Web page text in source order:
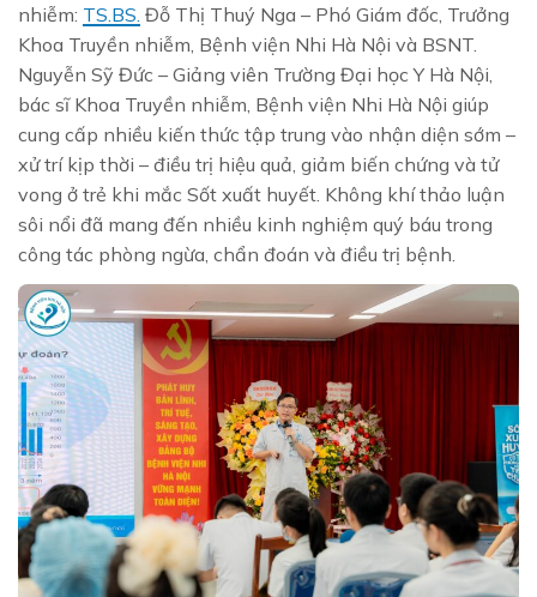
nhiễm: TS.BS. Đỗ Thị Thuý Nga – Phó Giám đốc, Trưởng
Khoa Truyền nhiễm, Bệnh viện Nhi Hà Nội và BSNT.
Nguyễn Sỹ Đức – Giảng viên Trường Đại học Y Hà Nội,
bác sĩ Khoa Truyền nhiễm, Bệnh viện Nhi Hà Nội giúp
cung cấp nhiều kiến thức tập trung vào nhận diện sớm –
xử trí kịp thời – điều trị hiệu quả, giảm biến chứng và tử
vong ở trẻ khi mắc Sốt xuất huyết. Không khí thảo luận
sôi nổi đã mang đến nhiều kinh nghiệm quý báu trong
công tác phòng ngừa, chẩn đoán và điều trị bệnh.